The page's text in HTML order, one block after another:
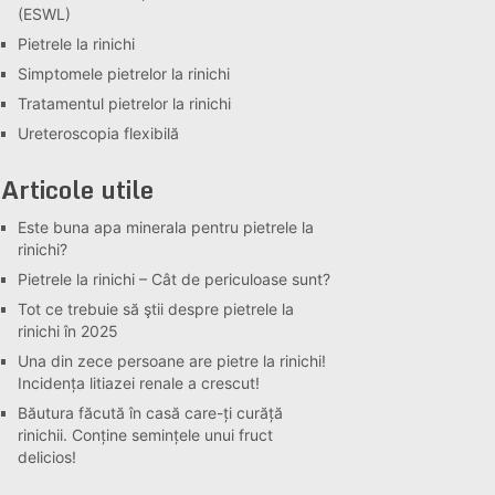
(ESWL)
Pietrele la rinichi
Simptomele pietrelor la rinichi
Tratamentul pietrelor la rinichi
Ureteroscopia flexibilă
Articole utile
Este buna apa minerala pentru pietrele la
rinichi?
Pietrele la rinichi – Cât de periculoase sunt?
Tot ce trebuie să ştii despre pietrele la
rinichi în 2025
Una din zece persoane are pietre la rinichi!
Incidența litiazei renale a crescut!
Băutura făcută în casă care-ți curăță
rinichii. Conține semințele unui fruct
delicios!